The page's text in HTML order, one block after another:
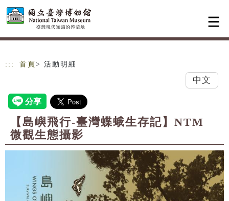
跳到主要內容
網站導覽
::: 首頁 > 活動明細
中文
【島嶼飛行-臺灣蝶蛾生存記】NTM
微觀生態攝影